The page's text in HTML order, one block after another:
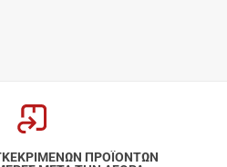
ΠΡΟΪΟΝΤΩΝ